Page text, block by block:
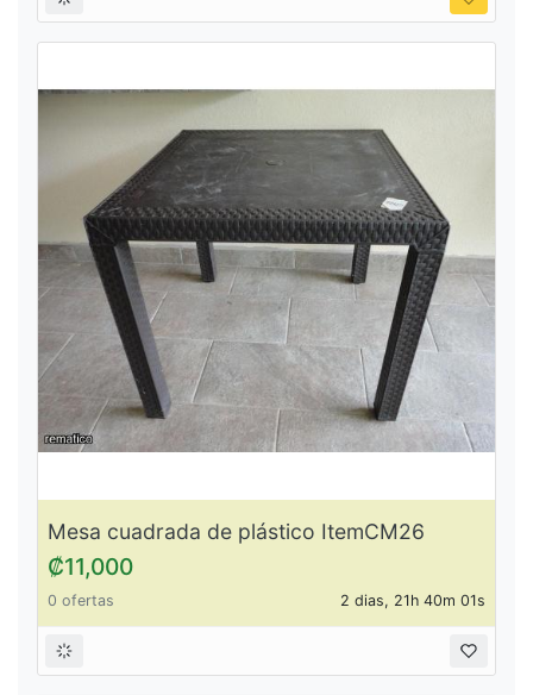
Mesa cuadrada de plástico ItemCM26
₡11,000
0 ofertas 2 dias, 21h 40m 01s